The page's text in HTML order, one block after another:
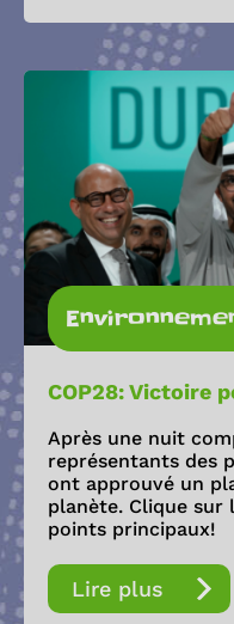
COP28: Victoire
Après une nuit
représentants des
ont approuvé un
planète. Clique
points principaux!
Lire plus